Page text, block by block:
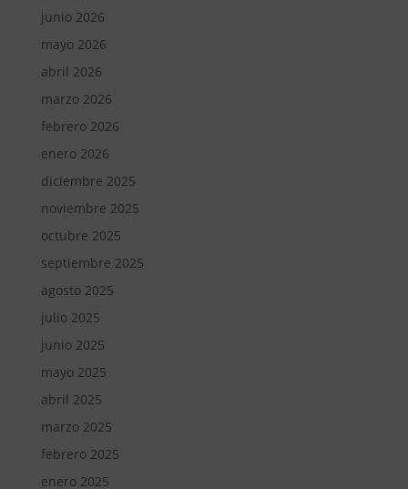
junio 2026
mayo 2026
abril 2026
marzo 2026
febrero 2026
enero 2026
diciembre 2025
noviembre 2025
octubre 2025
septiembre 2025
agosto 2025
julio 2025
junio 2025
mayo 2025
abril 2025
marzo 2025
febrero 2025
enero 2025